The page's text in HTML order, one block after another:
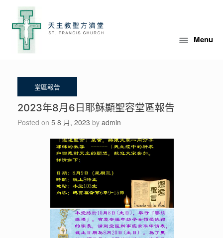
content
Menu
2023年8月6日耶穌顯聖容堂區報告
Posted on 5 8 月, 2023 by admin